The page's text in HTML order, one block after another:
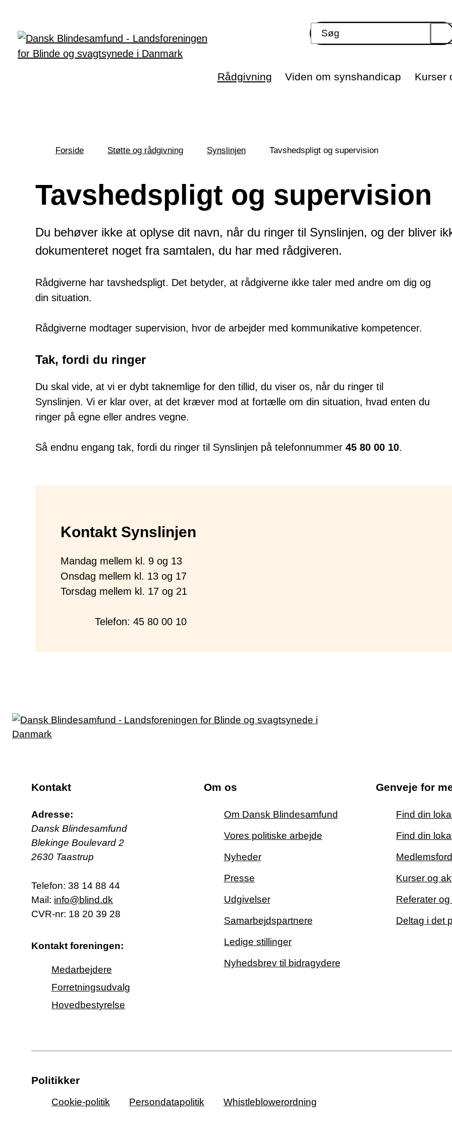
Rådgivning Viden om synshandicap Kurser
her:
Forside Støtte og rådgivning Synslinjen Tavshedspligt og supervision
Tavshedspligt og supervision
Du behøver ikke at oplyse dit navn, når du ringer til Synslinjen, og der bliver
dokumenteret noget fra samtalen, du har med rådgiveren.
Rådgiverne har tavshedspligt. Det betyder, at rådgiverne ikke taler med andre om dig og
din situation.
Rådgiverne modtager supervision, hvor de arbejder med kommunikative kompetencer.
Tak, fordi du ringer
Du skal vide, at vi er dybt taknemlige for den tillid, du viser os, når du ringer til
Synslinjen. Vi er klar over, at det kræver mod at fortælle om din situation, hvad enten du
ringer på egne eller andres vegne.
Så endnu engang tak, fordi du ringer til Synslinjen på telefonnummer 45 80 00 10.
Kontakt Synslinjen
Mandag mellem kl. 9 og 13
Onsdag mellem kl. 13 og 17
Torsdag mellem kl. 17 og 21
Telefon: 45 80 00 10
Kontakt
Adresse:
Dansk Blindesamfund
Blekinge Boulevard 2
2630 Taastrup
Telefon: 38 14 88 44
Mail: info@blind.dk
CVR-nr: 18 20 39 28
Kontakt foreningen:
Medarbejdere
Forretningsudvalg
Hovedbestyrelse
Om os
Om Dansk Blindesamfund
Vores politiske arbejde
Nyheder
Presse
Udgivelser
Samarbejdspartnere
Ledige stillinger
Nyhedsbrev til bidragydere
Genveje for
Find din
Find din
Kurser og
Referater
Deltag i det
Politikker
Cookie-politik Persondatapolitik Whistleblowerordning